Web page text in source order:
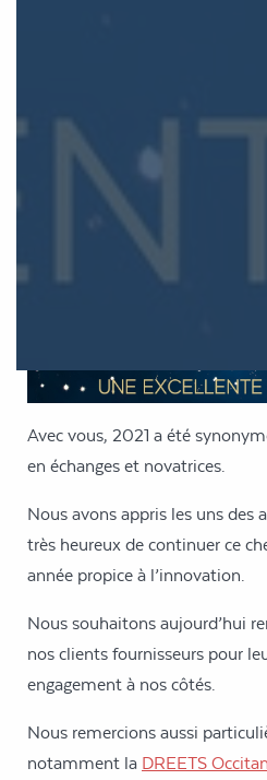
Avec vous, 2021 a été
en échanges et novatrices.
Nous avons appris les uns des
très heureux de continuer ce
année propice à l’innovation.
Nous souhaitons aujourd’hui
nos clients fournisseurs pour
engagement à nos côtés.
Nous remercions aussi
notamment la DREETS